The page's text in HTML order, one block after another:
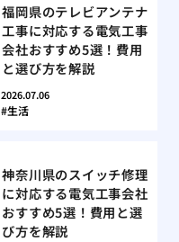
福岡県のテレビアンテナ
工事に対応する電気工事
会社おすすめ5選！費用
と選び方を解説
2026.07.06
生活
神奈川県のスイッチ修理
に対応する電気工事会社
おすすめ5選！費用と選
び方を解説